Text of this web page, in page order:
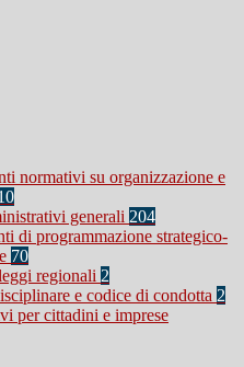
normativi su organizzazione e
generali 204
di programmazione strategico-
70
regionali 2
e codice di condotta 2
per cittadini e imprese